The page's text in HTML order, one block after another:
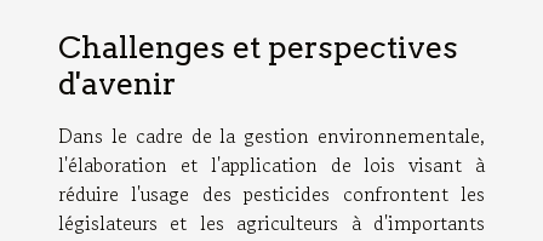
Challenges et perspectives
d'avenir
Dans le cadre de la gestion environnementale,
l'élaboration et l'application de lois visant à
réduire l'usage des pesticides confrontent les
législateurs et les agriculteurs à d'importants